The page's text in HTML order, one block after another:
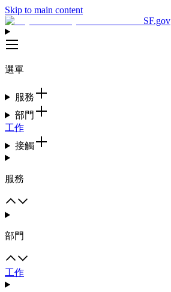
Skip to main content
SF.gov
選單
服務
部門
工作
接觸
服務
部門
工作